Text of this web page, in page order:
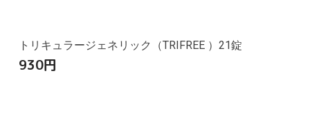
トリキュラージェネリック（TRIFREE ）21錠
930円